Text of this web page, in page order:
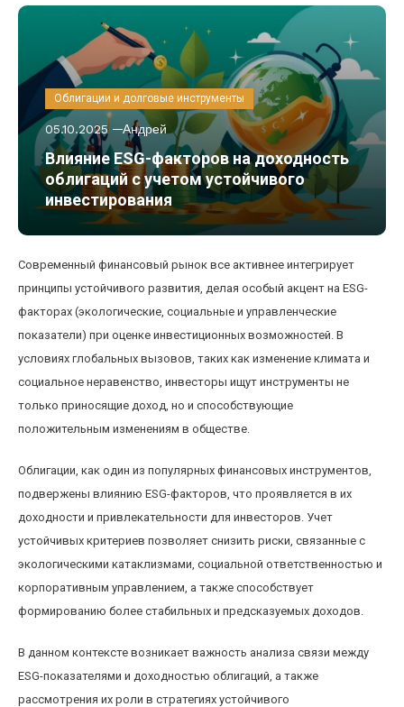
Облигации и долговые инструменты
05.10.2025 Андрей
Влияние ESG-факторов на доходность
облигаций с учетом устойчивого
инвестирования
Современный финансовый рынок все активнее интегрирует
принципы устойчивого развития, делая особый акцент на ESG-
факторах (экологические, социальные и управленческие
показатели) при оценке инвестиционных возможностей. В
условиях глобальных вызовов, таких как изменение климата и
социальное неравенство, инвесторы ищут инструменты не
только приносящие доход, но и способствующие
положительным изменениям в обществе.
Облигации, как один из популярных финансовых инструментов,
подвержены влиянию ESG-факторов, что проявляется в их
доходности и привлекательности для инвесторов. Учет
устойчивых критериев позволяет снизить риски, связанные с
экологическими катаклизмами, социальной ответственностью и
корпоративным управлением, а также способствует
формированию более стабильных и предсказуемых доходов.
В данном контексте возникает важность анализа связи между
ESG-показателями и доходностью облигаций, а также
рассмотрения их роли в стратегиях устойчивого